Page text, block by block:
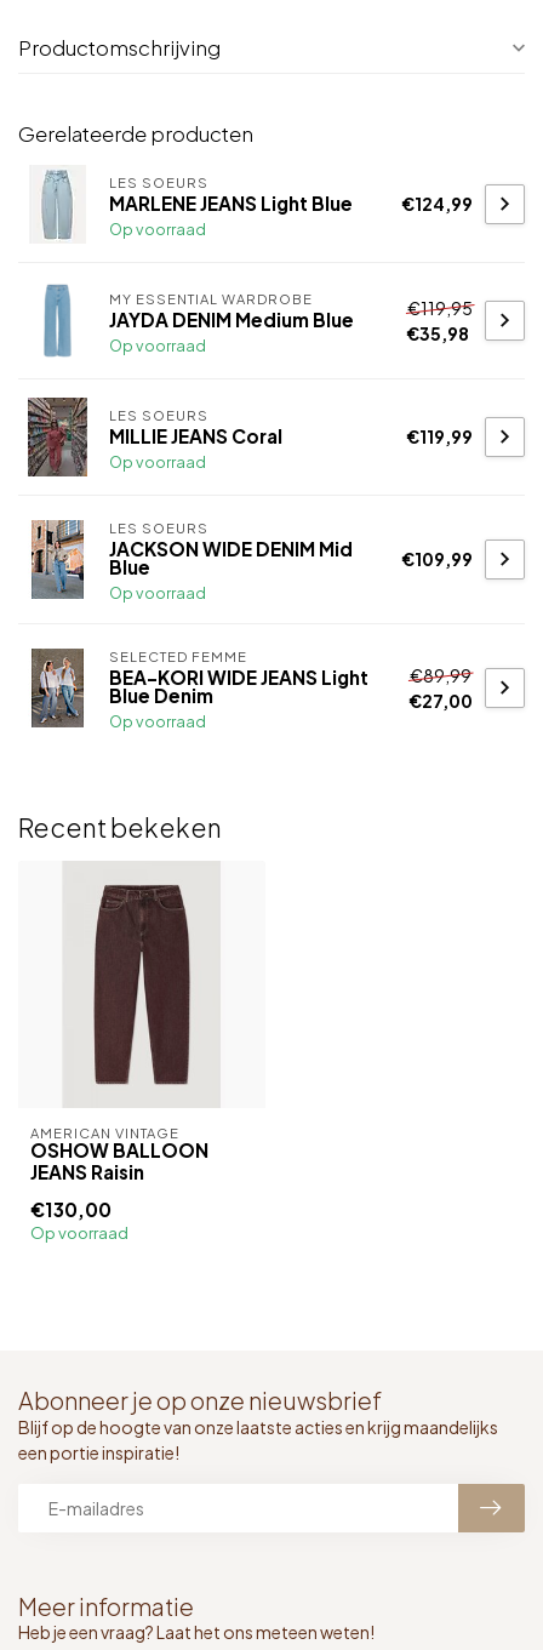
Productomschrijving
Gerelateerde producten
LES SOEURS
MARLENE JEANS Light Blue
Op voorraad
€124,99
MY ESSENTIAL WARDROBE
JAYDA DENIM Medium Blue
Op voorraad
€119,95
€35,98
LES SOEURS
MILLIE JEANS Coral
Op voorraad
€119,99
LES SOEURS
JACKSON WIDE DENIM Mid
Blue
Op voorraad
€109,99
SELECTED FEMME
BEA-KORI WIDE JEANS Light
Blue Denim
Op voorraad
€89,99
€27,00
Recent bekeken
AMERICAN VINTAGE
OSHOW BALLOON
JEANS Raisin
€130,00
Op voorraad
Meer informatie
Heb je een vraag? Laat het ons meteen weten!
Abonneer je op onze nieuwsbrief
Blijf op de hoogte van onze laatste acties en krijg maandelijks
een portie inspiratie!